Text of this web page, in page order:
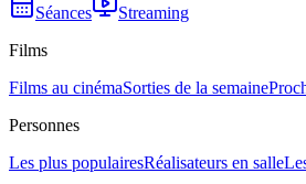
Séances
Streaming
Films
Films au cinémaSorties de la semaine
Personnes
Les plus populairesRéalisateurs en salle